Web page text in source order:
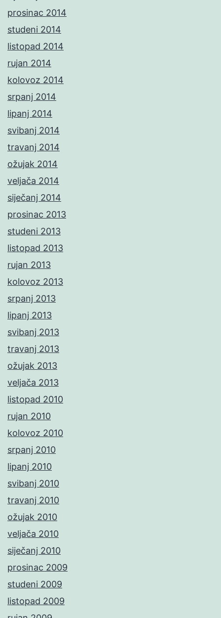
prosinac 2014
studeni 2014
listopad 2014
rujan 2014
kolovoz 2014
srpanj 2014
lipanj 2014
svibanj 2014
travanj 2014
ožujak 2014
veljača 2014
siječanj 2014
prosinac 2013
studeni 2013
listopad 2013
rujan 2013
kolovoz 2013
srpanj 2013
lipanj 2013
svibanj 2013
travanj 2013
ožujak 2013
veljača 2013
listopad 2010
rujan 2010
kolovoz 2010
srpanj 2010
lipanj 2010
svibanj 2010
travanj 2010
ožujak 2010
veljača 2010
siječanj 2010
prosinac 2009
studeni 2009
listopad 2009